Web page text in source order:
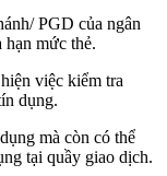
PGD của ngân
hạn mức thẻ.
việc kiểm tra
dụng.
mà còn có thể
tại quầy giao dịch.